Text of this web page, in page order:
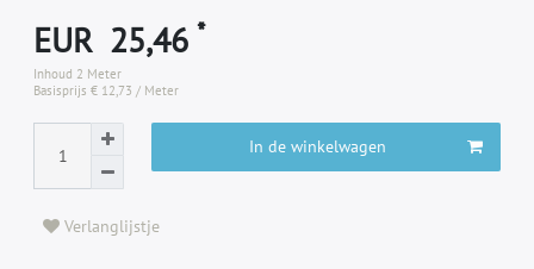
EUR 25,46*
Inhoud 2 Meter
Basisprijs€ 12,73 / Meter
In de winkelwagen
Verlanglijstje